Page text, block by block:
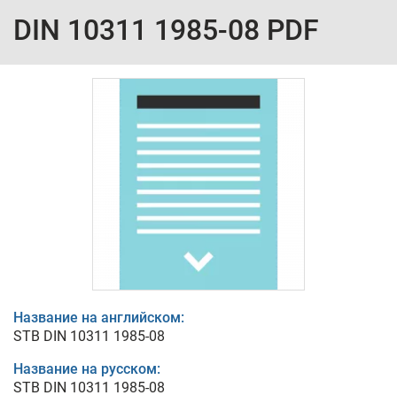
DIN 10311 1985-08 PDF
Название на английском:
STB DIN 10311 1985-08
Название на русском:
STB DIN 10311 1985-08